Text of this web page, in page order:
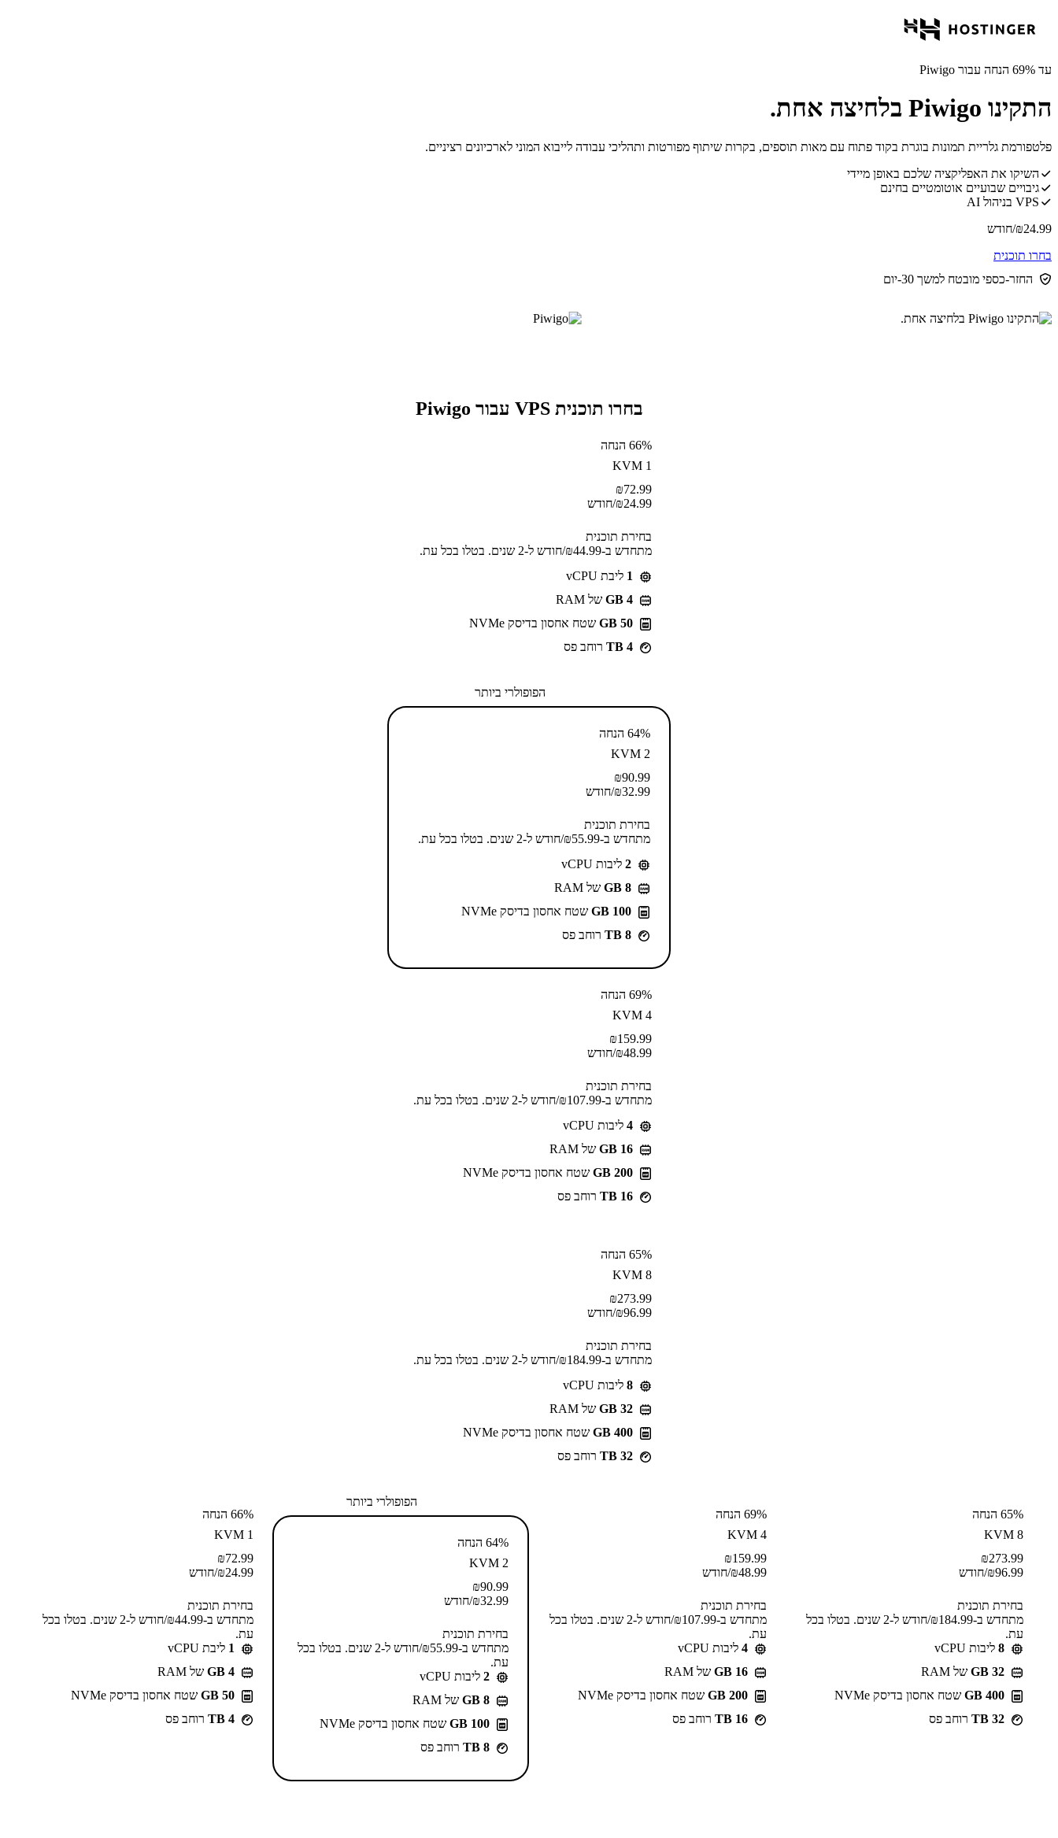
עד 69% הנחה עבור Piwigo
התקינו Piwigo בלחיצה אחת.
פלטפורמת גלריית תמונות בוגרת בקוד פתוח עם מאות תוספים, בקרות שיתוף מפורטות ותהליכי עבודה לייבוא המוני לארכיונים רציניים.
השיקו את האפליקציה שלכם באופן מיידי
גיבויים שבועיים אוטומטיים בחינם
VPS בניהול AI
24.99
₪/חודש
בחרו תוכנית
החזר-כספי מובטח למשך 30-יום
בחרו תוכנית VPS עבור Piwigo
66% הנחה
KVM 1
72.99
₪
24.99
₪/חודש
בחירת תוכנית
מתחדש ב-⁦44.99⁩₪/חודש ל-2 שנים. בטלו בכל עת.
1 ליבת vCPU
GB 4 של RAM
50 GB
שטח אחסון בדיסק NVMe
4 TB
רוחב פס
הפופולרי ביותר
64% הנחה
KVM 2
90.99
₪
32.99
₪/חודש
בחירת תוכנית
מתחדש ב-⁦55.99⁩₪/חודש ל-2 שנים. בטלו בכל עת.
2 ליבות vCPU
GB 8 של RAM
100 GB
שטח אחסון בדיסק NVMe
8 TB
רוחב פס
69% הנחה
KVM 4
159.99
₪
48.99
₪/חודש
בחירת תוכנית
מתחדש ב-⁦107.99⁩₪/חודש ל-2 שנים. בטלו בכל עת.
4 ליבות vCPU
GB 16 של RAM
200 GB
שטח אחסון בדיסק NVMe
16 TB
רוחב פס
65% הנחה
KVM 8
273.99
₪
96.99
₪/חודש
בחירת תוכנית
מתחדש ב-⁦184.99⁩₪/חודש ל-2 שנים. בטלו בכל עת.
8 ליבות vCPU
GB 32 של RAM
400 GB
שטח אחסון בדיסק NVMe
32 TB
רוחב פס
66% הנחה
KVM 1
72.99
₪
24.99
₪/חודש
בחירת תוכנית
מתחדש ב-⁦44.99⁩₪/חודש ל-2 שנים. בטלו בכל
עת.
1 ליבת vCPU
GB 4 של RAM
50 GB
שטח אחסון בדיסק NVMe
4 TB
רוחב פס
הפופולרי ביותר
64% הנחה
KVM 2
90.99
₪
32.99
₪/חודש
בחירת תוכנית
מתחדש ב-⁦55.99⁩₪/חודש ל-2 שנים. בטלו בכל
עת.
2 ליבות vCPU
GB 8 של RAM
100 GB
שטח אחסון בדיסק NVMe
8 TB
רוחב פס
69% הנחה
KVM 4
159.99
₪
48.99
₪/חודש
בחירת תוכנית
מתחדש ב-⁦107.99⁩₪/חודש ל-2 שנים. בטלו בכל
עת.
4 ליבות vCPU
GB 16 של RAM
200 GB
שטח אחסון בדיסק NVMe
16 TB
רוחב פס
65% הנחה
KVM 8
273.99
₪
96.99
₪/חודש
בחירת תוכנית
מתחדש ב-⁦184.99⁩₪/חודש ל-2 שנים. בטלו בכל
עת.
8 ליבות vCPU
GB 32 של RAM
400 GB
שטח אחסון בדיסק NVMe
32 TB
רוחב פס